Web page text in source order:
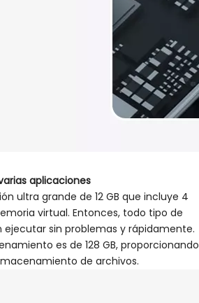
aplicaciones
ultra grande de 12 GB que incluye 4
virtual. Entonces, todo tipo de
ejecutar sin problemas y rápidamente.
es de 128 GB, proporcionando
de archivos.